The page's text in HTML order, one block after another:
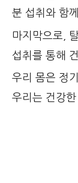
분 섭취와 함
마지막으로,
섭취를 통해
우리 몸은 정
우리는 건강